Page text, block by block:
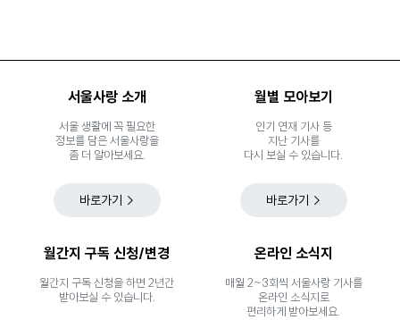
서울사랑 소개
서울 생활에 꼭 필요한
정보를 담은 서울사랑을
좀 더 알아보세요.
바로가기
월별 모아보기
인기 연재 기사 등
지난 기사를
다시 보실 수 있습니다.
바로가기
월간지 구독 신청/변경
월간지 구독 신청을 하면 2년간
받아보실 수 있습니다.
온라인 소식지
매월 2~3회씩 서울사랑 기사를
온라인 소식지로
편리하게 받아보세요.